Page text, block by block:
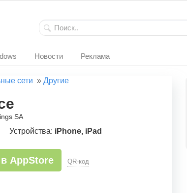
Новости Реклама
сети » Другие
SA
Устройства: iPhone, iPad
AppStore QR-код